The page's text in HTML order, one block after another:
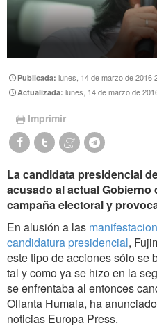
Publicada:lunes, 14 de marzo de 2016
Actualizada:lunes, 14 de marzo de
Imprimir
La candidata presidencial
acusado al actual Gobierno
campaña electoral y
En alusión a las
candidatura presidencial,
este tipo de acciones sólo se
tal y como ya se hizo en la
se enfrentaba al entonces
Ollanta Humala, ha
noticias Europa Press.